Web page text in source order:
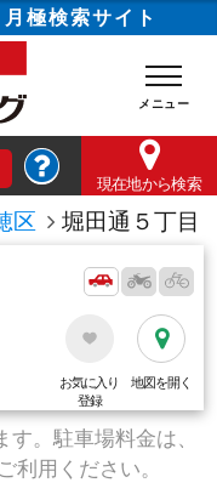
月極検索サイト
現在地から検索
区 堀田通５丁目
お気に入り
登録
地図を開く
。駐車場料金は、
利用ください。